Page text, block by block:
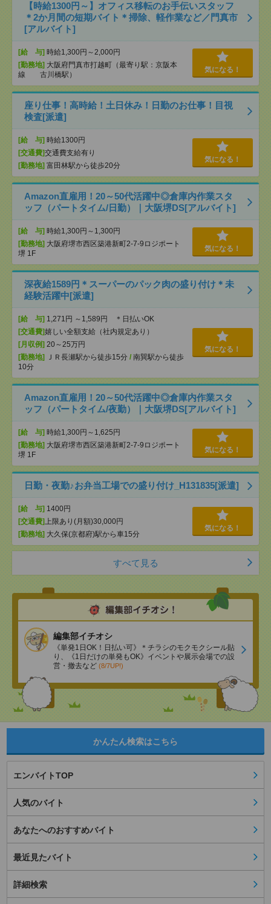
【時給1300円～】オフィス移転のお手伝いスタッフ
＊2か月間の短期バイト＊掃除、軽作業など／門真市
[アルバイト]
[給 与] 時給1,300円～2,000円
[勤務地] 大阪府門真市打越町（最寄り駅：京阪本
線 古川橋駅）
気になる！
座り仕事！高時給！土日休み！日勤のお仕事！目視
検査[派遣]
[給 与] 時給1300円
[交通費]交通費支給有り
[勤務地] 富田林駅から徒歩20分
気になる！
Amazon直雇用！20～50代活躍中◎倉庫内作業スタ
ッフ（パートタイム/日勤）｜大阪堺DS[アルバイト]
[給 与] 時給1,300円～1,300円
[勤務地] 大阪府堺市西区築港新町2-7-9ロジポート
堺 1F
気になる！
深夜給1589円＊スーパーのパック肉の盛り付け＊未
経験活躍中[派遣]
[給 与] 1,271円 ～1,589円 ＊日払いOK
[交通費]嬉しい全額支給（社内規定あり）
[月収例] 20～25万円
[勤務地]
ＪＲ長瀬駅から徒歩15分 / 南巽駅から徒歩
10分
気になる！
Amazon直雇用！20～50代活躍中◎倉庫内作業スタ
ッフ（パートタイム/夜勤）｜大阪堺DS[アルバイト]
[給 与] 時給1,300円～1,625円
[勤務地] 大阪府堺市西区築港新町2-7-9ロジポート
堺 1F
気になる！
日勤・夜勤♪お弁当工場での盛り付け_H131835[派遣]
[給 与] 1400円
[交通費] 上限あり(月額)30,000円
[勤務地] 大久保(京都府)駅から車15分
気になる！
すべて見る
編集部イチオシ
《単発1日OK！日払い可》＊チラシのモクモクシール貼
り、《1日だけの単発もOK》イベントや展示会場での設
営・撤去など (8/7UP!)
かんたん検索はこちら
エンバイトTOP
人気のバイト
あなたへのおすすめバイト
最近見たバイト
詳細検索